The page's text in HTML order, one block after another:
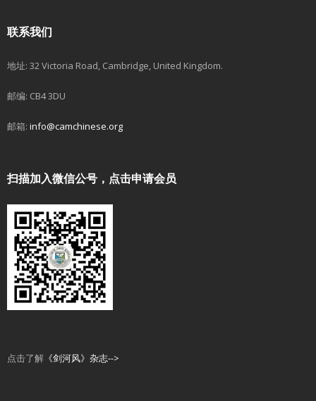
联系我们
地址: 32 Victoria Road, Cambridge, United Kingdom.
邮编: CB4 3DU
邮箱: info@camchinese.org
扫描加入微信公号，点击申请会员
点击了解 《剑河风》杂志-->